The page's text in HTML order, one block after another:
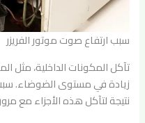
سبب ارتفاع صوت موتور الفريزر
تآكل المكونات الداخلية، مثل
زيادة في مستوى الضوضاء.
نتيجة لتآكل هذه الأجزاء مع